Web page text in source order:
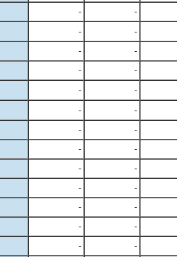
- -
- -
- -
- -
- -
- -
- -
- -
- -
- -
- -
- -
- -